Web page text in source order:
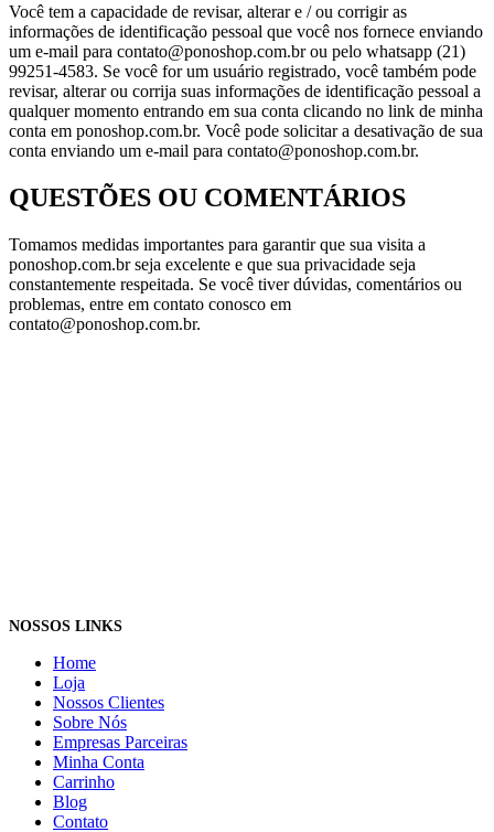
Você tem a capacidade de revisar, alterar e / ou corrigir as
informações de identificação pessoal que você nos fornece enviando
um e-mail para contato@ponoshop.com.br ou pelo whatsapp (21)
99251-4583. Se você for um usuário registrado, você também pode
revisar, alterar ou corrija suas informações de identificação pessoal a
qualquer momento entrando em sua conta clicando no link de minha
conta em ponoshop.com.br. Você pode solicitar a desativação de sua
conta enviando um e-mail para contato@ponoshop.com.br.
QUESTÕES OU COMENTÁRIOS
Tomamos medidas importantes para garantir que sua visita a
ponoshop.com.br seja excelente e que sua privacidade seja
constantemente respeitada. Se você tiver dúvidas, comentários ou
problemas, entre em contato conosco em
contato@ponoshop.com.br.
NOSSOS LINKS
Home
Loja
Nossos Clientes
Sobre Nós
Empresas Parceiras
Minha Conta
Carrinho
Blog
Contato